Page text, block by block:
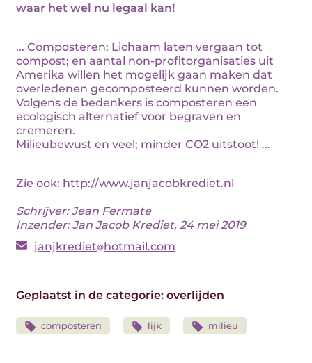
waar het wel nu legaal kan!
... Composteren: Lichaam laten vergaan tot
compost; en aantal non-profitorganisaties uit
Amerika willen het mogelijk gaan maken dat
overledenen gecomposteerd kunnen worden.
Volgens de bedenkers is composteren een
ecologisch alternatief voor begraven en
cremeren.
Milieubewust en veel; minder CO2 uitstoot! ...
Zie ook: http://www.janjacobkrediet.nl
Schrijver:Jean Fermate
Inzender: Jan Jacob Krediet, 24 mei 2019
janjkrediet hotmail.com
Geplaatst in de categorie: overlijden
composteren lijk milieu